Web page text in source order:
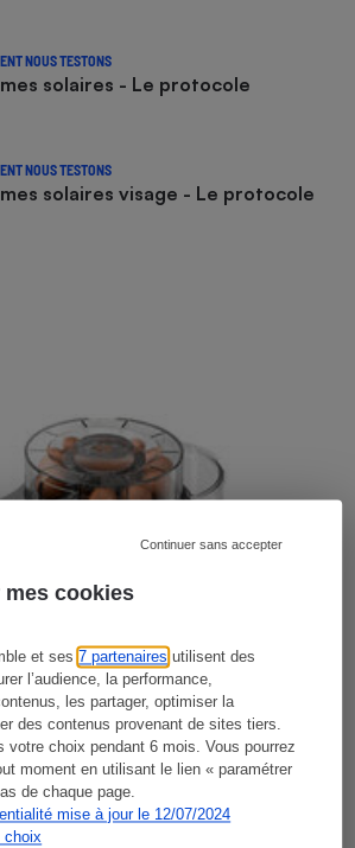
mes cookies
et ses7 partenaires utilisent des
l’audience, la performance,
les partager, optimiser la
des contenus provenant de sites tiers.
votre choix pendant 6 mois. Vous pourrez
moment en utilisant le lien « paramétrer
de chaque page.
mise à jour le 12/07/2024
choix
Continuer sans accepter
NOUS TESTONS
solaires - Le protocole
NOUS TESTONS
solaires visage - Le protocole